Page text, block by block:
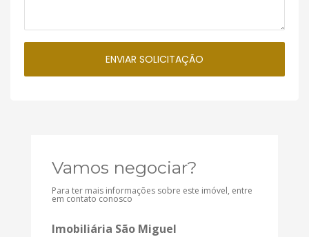
Vamos negociar?
Para ter mais informações sobre este imóvel, entre
em contato conosco
Imobiliária São Miguel